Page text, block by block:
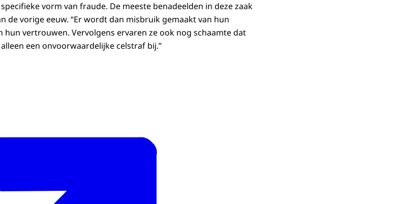
vorm van fraude. De meeste benadeelden in deze zaak
de vorige eeuw. “Er wordt dan misbruik gemaakt van hun
hun vertrouwen. Vervolgens ervaren ze ook nog schaamte dat
een onvoorwaardelijke celstraf bij.”